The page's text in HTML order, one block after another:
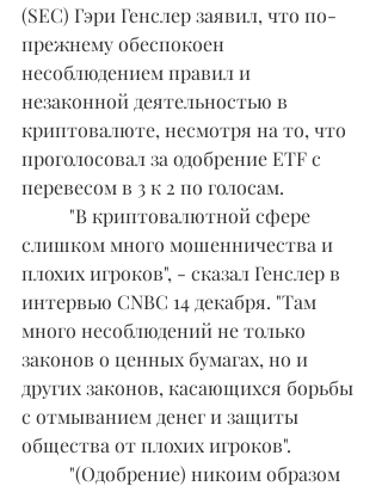
(SEC) Гэри Генслер заявил, что по-
прежнему обеспокоен
несоблюдением правил и
незаконной деятельностью в
криптовалюте, несмотря на то, что
проголосовал за одобрение ETF с
перевесом в 3 к 2 по голосам.
слишком много мошенничества и
плохих игроков", - сказал Генслер в
интервью CNBC 14 декабря. "Там
много несоблюдений не только
законов о ценных бумагах, но и
других законов, касающихся борьбы
с отмыванием денег и защиты
общества от плохих игроков".